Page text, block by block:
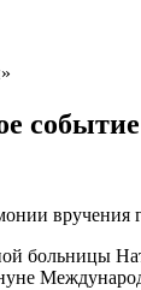
вручения
больницы